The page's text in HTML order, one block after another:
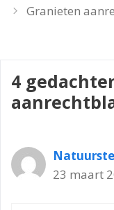
Granieten
4
23 maart